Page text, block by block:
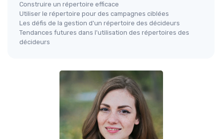
Construire un répertoire efficace
Utiliser le répertoire pour des campagnes ciblées
Les défis de la gestion d'un répertoire des décideurs
Tendances futures dans l'utilisation des répertoires des
décideurs